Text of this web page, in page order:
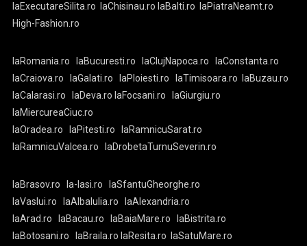
laExecutareSilita.ro
laChisinau.ro laBalti.ro
laPiatraNeamt.ro
High-Fashion.ro
laRomania.ro laBucuresti.ro laClujNapoca.ro
laConstanta.ro
laCraiova.ro
laGalati.ro laPloiesti.ro laTimisoara.ro
laBuzau.ro
laCalarasi.ro
laDeva.ro laFocsani.ro
laGiurgiu.ro
laMiercureaCiuc.ro
laOradea.ro
laPitesti.ro
laRamnicuSarat.ro
laRamnicuValcea.ro
laDrobetaTurnuSeverin.ro
laBrasov.ro la-Iasi.ro
laSfantuGheorghe.ro
laVaslui.ro
laAlbaIulia.ro
laAlexandria.ro
laArad.ro
laBacau.ro laBaiaMare.ro
laBistrita.ro
laBotosani.ro
laBraila.ro laResita.ro laSatuMare.ro